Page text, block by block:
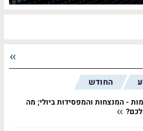
החודש
- המנצחות והמפסידות ביולי; מה